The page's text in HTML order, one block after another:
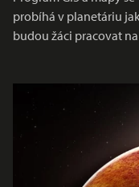
probíhá v planetáriu
budou žáci pracovat